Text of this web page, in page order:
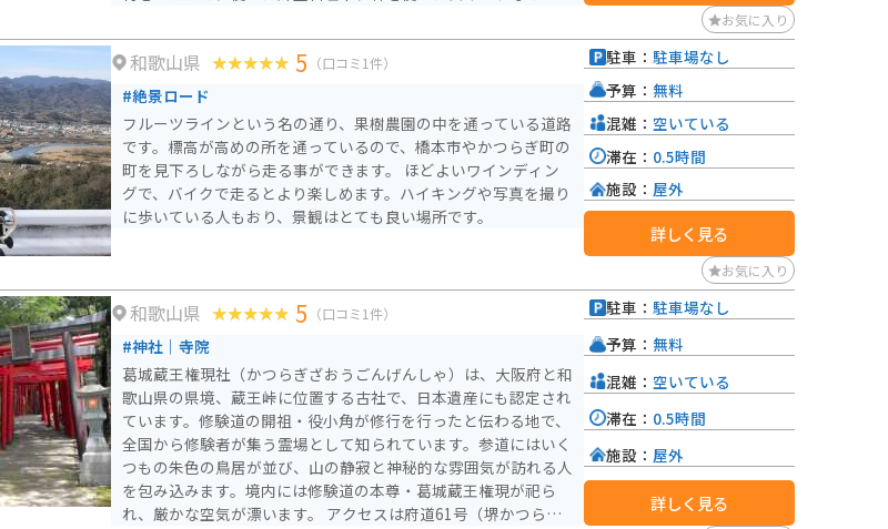
ングがおすすめです。山間のワインディングロードは、変化に富
んだ景色が楽しめ、ライダーを飽きさせません。周辺には、世界
遺産の高野山や、日本三大美人の湯として知られる龍神温泉な
ど、観光スポットも充実しています。
お気に入り
和歌山県 5 （口コミ1件）
#絶景ロード
フルーツラインという名の通り、果樹農園の中を通っている道路
です。標高が高めの所を通っているので、橋本市やかつらぎ町の
町を見下ろしながら走る事ができます。 ほどよいワインディン
グで、バイクで走るとより楽しめます。ハイキングや写真を撮り
に歩いている人もおり、景観はとても良い場所です。
駐車： 駐車場なし
予算： 無料
混雑： 空いている
滞在： 0.5時間
施設： 屋外
詳しく見る
お気に入り
和歌山県 5 （口コミ1件）
#神社｜寺院
葛城蔵王権現社（かつらぎざおうごんげんしゃ）は、大阪府と和
歌山県の県境、蔵王峠に位置する古社で、日本遺産にも認定され
ています。修験道の開祖・役小角が修行を行ったと伝わる地で、
全国から修験者が集う霊場として知られています。参道にはいく
つもの朱色の鳥居が並び、山の静寂と神秘的な雰囲気が訪れる人
を包み込みます。境内には修験道の本尊・葛城蔵王権現が祀ら
れ、厳かな空気が漂います。 アクセスは府道61号（堺かつらぎ
駐車： 駐車場なし
予算： 無料
混雑： 空いている
滞在： 0.5時間
施設： 屋外
詳しく見る